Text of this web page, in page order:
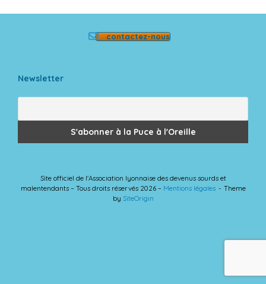
contactez-nous
Newsletter
Site officiel de l'Association lyonnaise des devenus sourds et
malentendants – Tous droits réservés 2026 – Mentions légales
Theme
by SiteOrigin